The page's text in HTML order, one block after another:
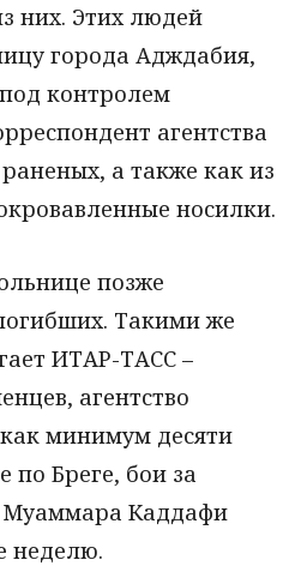
них. Этих людей
города Адждабия,
контролем
агентства
а также как из
носилки.
позже
Такими же
ИТАР-ТАСС –
агентство
минимум десяти
по Бреге, бои за
Муаммара Каддафи
неделю.